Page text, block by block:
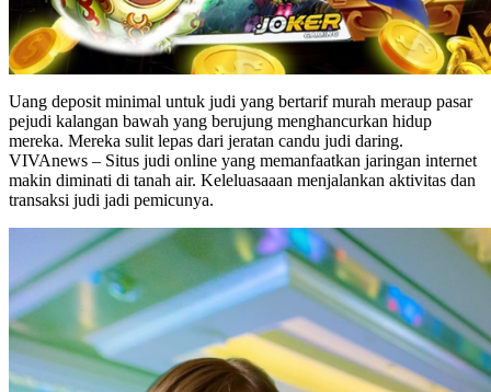
Uang deposit minimal untuk judi yang bertarif murah meraup pasar
pejudi kalangan bawah yang berujung menghancurkan hidup
mereka. Mereka sulit lepas dari jeratan candu judi daring.
VIVAnews – Situs judi online yang memanfaatkan jaringan internet
makin diminati di tanah air. Keleluasaaan menjalankan aktivitas dan
transaksi judi jadi pemicunya.